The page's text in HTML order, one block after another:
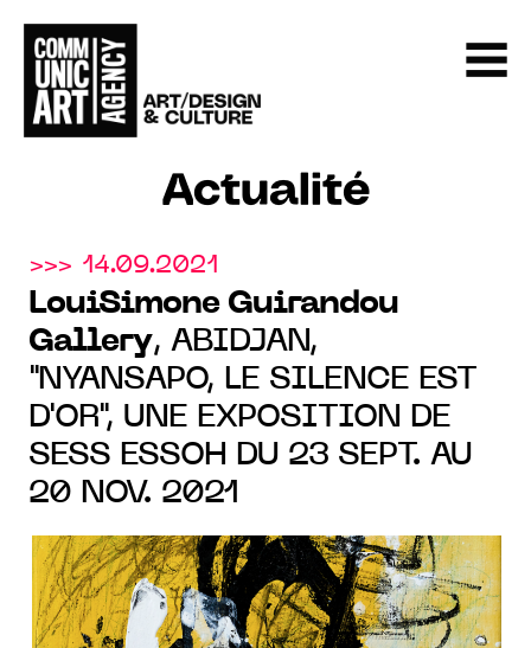
Actualité
>>> 14.09.2021
LouiSimone Guirandou
Gallery, ABIDJAN,
"NYANSAPO, LE SILENCE EST
D'OR", UNE EXPOSITION DE
SESS ESSOH DU 23 SEPT. AU
20 NOV. 2021